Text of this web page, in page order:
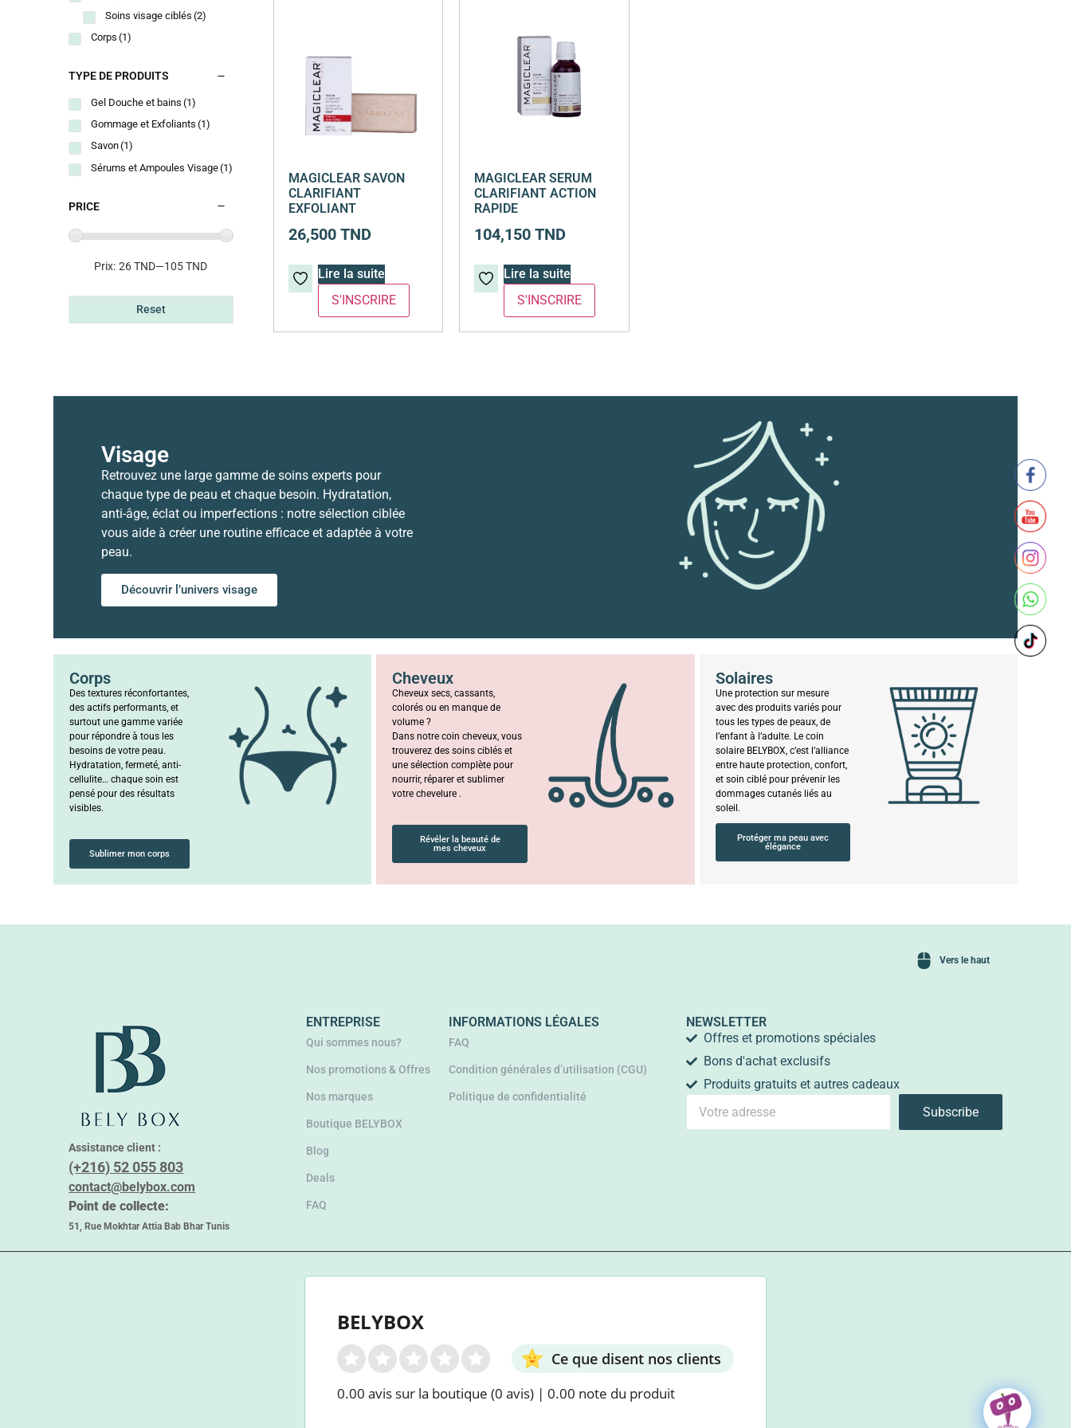
Soins visage ciblés (2)
Corps (1)
TYPE DE PRODUITS
Gel Douche et bains (1)
Gommage et Exfoliants (1)
Savon(1)
Sérums et Ampoules Visage(1)
PRICE
Prix: 26 TND—105 TND
Reset
MAGICLEAR SAVON
CLARIFIANT
EXFOLIANT
26,500 TND
Lire la suite
MAGICLEAR SERUM
CLARIFIANT ACTION
RAPIDE
104,150TND
Lire la suite
Visage
Retrouvez une large gamme de soins experts pour
chaque type de peau et chaque besoin. Hydratation,
anti-âge, éclat ou imperfections : notre sélection ciblée
vous aide à créer une routine efficace et adaptée à votre
peau.
Découvrir l’univers visage
Corps
Des textures réconfortantes,
des actifs performants, et
surtout une gamme variée
pour répondre à tous les
besoins de votre peau.
Hydratation, fermeté, anti-
cellulite… chaque soin est
pensé pour des résultats
visibles.
Sublimer mon corps
Cheveux
Cheveux secs, cassants,
colorés ou en manque de
volume ?
Dans notre coin cheveux, vous
trouverez des soins ciblés et
une sélection complète pour
nourrir, réparer et sublimer
votre chevelure .
Révéler la beauté de
mes cheveux
Solaires
Une protection sur mesure
avec des produits variés pour
tous les types de peaux, de
l’enfant à l’adulte. Le coin
solaire BELYBOX, c’est l’alliance
entre haute protection, confort,
et soin ciblé pour prévenir les
dommages cutanés liés au
soleil.
Protéger ma peau avec
élégance
Vers le haut
Assistance client :
(+216) 52 055 803
contact@belybox.com
Point de collecte:
51, Rue Mokhtar Attia Bab Bhar Tunis
ENTREPRISE
Qui sommes nous?
Nos promotions & Offres
Nos marques
Boutique BELYBOX
Blog
Deals
FAQ
INFORMATIONS LÉGALES
FAQ
Condition générales d’utilisation (CGU)
Politique de confidentialité
NEWSLETTER
Offres et promotions spéciales
Bons d'achat exclusifs
Produits gratuits et autres cadeaux
Subscribe
BELYBOX
Ce que disent nos clients
0.00 avis sur la boutique (0 avis) | 0.00 note du produit